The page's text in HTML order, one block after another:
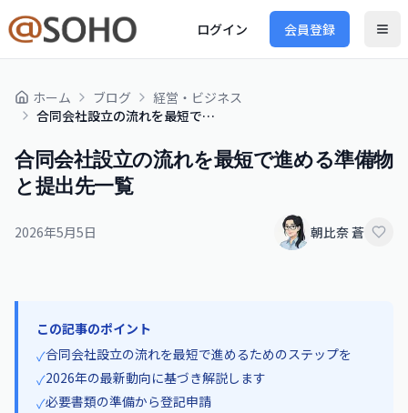
ログイン 会員登録
ホーム ブログ
経営・ビジネス
合同会社設立の流れを最短で進める準備物と提出先一覧
合同会社設立の流れを最短で進める準備物
と提出先一覧
2026年5月5日 朝比奈 蒼
この記事のポイント
✓合同会社設立の流れを最短で進めるためのステップを
✓2026年の最新動向に基づき解説します
✓必要書類の準備から登記申請